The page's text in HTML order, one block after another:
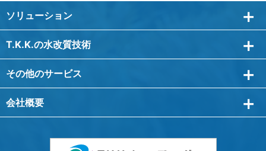
ソリューション
T.K.K.の水改質技術
その他のサービス
会社概要